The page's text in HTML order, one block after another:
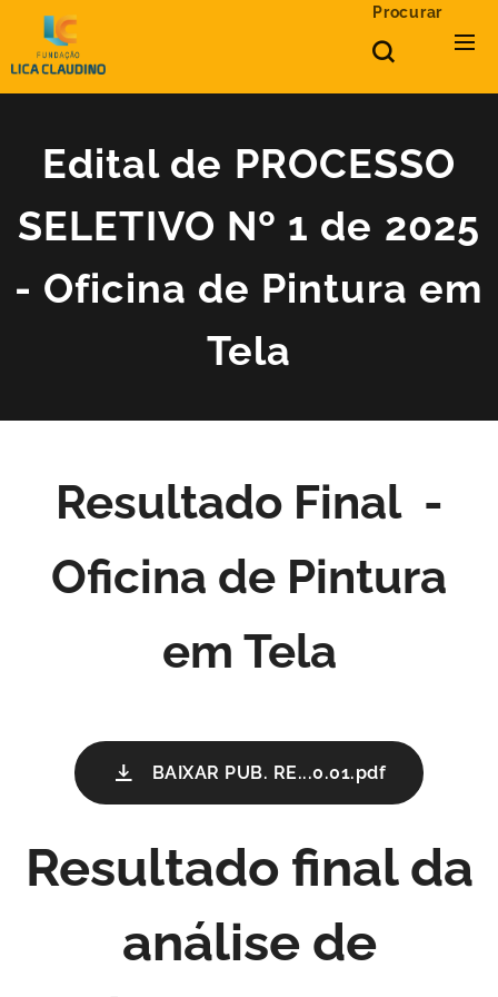
Procurar
Edital de PROCESSO
SELETIVO Nº 1 de 2025
- Oficina de Pintura em
Tela
Resultado Final -
Oficina de Pintura
em Tela
BAIXAR PUB. RE...0.01.pdf
Resultado final da
análise de